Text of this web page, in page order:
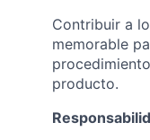
Contribuir a
memorable
producto.